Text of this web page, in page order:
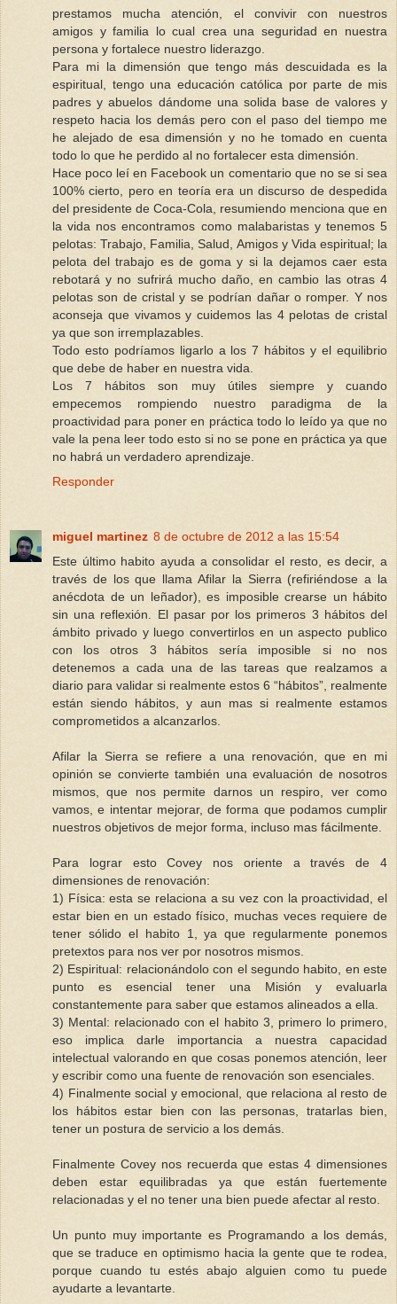
prestamos mucha atención, el convivir con nuestros
amigos y familia lo cual crea una seguridad en nuestra
persona y fortalece nuestro liderazgo.
Para mi la dimensión que tengo más descuidada es la
espiritual, tengo una educación católica por parte de mis
padres y abuelos dándome una solida base de valores y
respeto hacia los demás pero con el paso del tiempo me
he alejado de esa dimensión y no he tomado en cuenta
todo lo que he perdido al no fortalecer esta dimensión.
Hace poco leí en Facebook un comentario que no se si sea
100% cierto, pero en teoría era un discurso de despedida
del presidente de Coca-Cola, resumiendo menciona que en
la vida nos encontramos como malabaristas y tenemos 5
pelotas: Trabajo, Familia, Salud, Amigos y Vida espiritual; la
pelota del trabajo es de goma y si la dejamos caer esta
rebotará y no sufrirá mucho daño, en cambio las otras 4
pelotas son de cristal y se podrían dañar o romper. Y nos
aconseja que vivamos y cuidemos las 4 pelotas de cristal
ya que son irremplazables.
Todo esto podríamos ligarlo a los 7 hábitos y el equilibrio
que debe de haber en nuestra vida.
Los 7 hábitos son muy útiles siempre y cuando
empecemos rompiendo nuestro paradigma de la
proactividad para poner en práctica todo lo leído ya que no
vale la pena leer todo esto si no se pone en práctica ya que
no habrá un verdadero aprendizaje.
Responder
miguel martinez 8 de octubre de 2012 a las 15:54
Este último habito ayuda a consolidar el resto, es decir, a
través de los que llama Afilar la Sierra (refiriéndose a la
anécdota de un leñador), es imposible crearse un hábito
sin una reflexión. El pasar por los primeros 3 hábitos del
ámbito privado y luego convertirlos en un aspecto publico
con los otros 3 hábitos sería imposible si no nos
detenemos a cada una de las tareas que realzamos a
diario para validar si realmente estos 6 “hábitos”, realmente
están siendo hábitos, y aun mas si realmente estamos
comprometidos a alcanzarlos.
Afilar la Sierra se refiere a una renovación, que en mi
opinión se convierte también una evaluación de nosotros
mismos, que nos permite darnos un respiro, ver como
vamos, e intentar mejorar, de forma que podamos cumplir
nuestros objetivos de mejor forma, incluso mas fácilmente.
Para lograr esto Covey nos oriente a través de 4
dimensiones de renovación:
1) Física: esta se relaciona a su vez con la proactividad, el
estar bien en un estado físico, muchas veces requiere de
tener sólido el habito 1, ya que regularmente ponemos
pretextos para nos ver por nosotros mismos.
2) Espiritual: relacionándolo con el segundo habito, en este
punto es esencial tener una Misión y evaluarla
constantemente para saber que estamos alineados a ella.
3) Mental: relacionado con el habito 3, primero lo primero,
eso implica darle importancia a nuestra capacidad
intelectual valorando en que cosas ponemos atención, leer
y escribir como una fuente de renovación son esenciales.
4) Finalmente social y emocional, que relaciona al resto de
los hábitos estar bien con las personas, tratarlas bien,
tener un postura de servicio a los demás.
Finalmente Covey nos recuerda que estas 4 dimensiones
deben estar equilibradas ya que están fuertemente
relacionadas y el no tener una bien puede afectar al resto.
Un punto muy importante es Programando a los demás,
que se traduce en optimismo hacia la gente que te rodea,
porque cuando tu estés abajo alguien como tu puede
ayudarte a levantarte.